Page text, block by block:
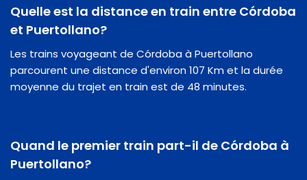
Quelle est la distance en train entre Córdoba
et Puertollano?
Les trains voyageant de Córdoba à Puertollano
parcourent une distance d'environ 107 Km et la durée
moyenne du trajet en train est de 48 minutes.
Quand le premier train part-il de Córdoba à
Puertollano?